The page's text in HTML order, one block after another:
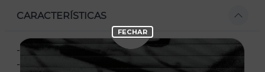
CARACTERÍSTICAS
- Bordado frontal
- Bordado no lado direito